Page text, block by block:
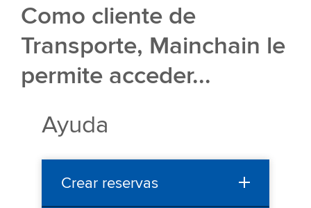
Como cliente de
Transporte, Mainchain le
permite acceder...
Ayuda
Crear reservas